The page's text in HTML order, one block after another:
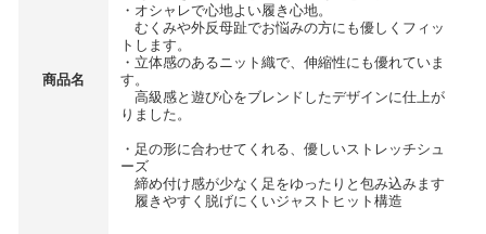
商品名
・オシャレで心地よい履き心地。
むくみや外反母趾でお悩みの方にも優しくフィッ
トします。
・立体感のあるニット織で、伸縮性にも優れていま
す。
高級感と遊び心をブレンドしたデザインに仕上が
りました。
・足の形に合わせてくれる、優しいストレッチシュ
ーズ
締め付け感が少なく足をゆったりと包み込みます
履きやすく脱げにくいジャストヒット構造